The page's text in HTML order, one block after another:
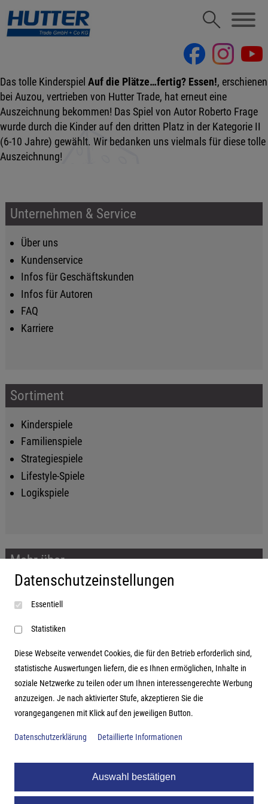
Das tolle Kinderspiel Auf die Plätze…fertig? Essen!, erschienen
bei Auzou, vertrieben von Hutter Trade, hat erneut eine
Auszeichnung bekommen! Das Spiel von Autor Roberto Frage
wurde durch die Kinder auf den dritten Platz in der Kategorie II
(6-10 Jahre) gewählt. Wir bedanken uns vielmals für diese tolle
Auszeichnung!
Unternehmen & Service
Über uns
Kundenservice
Infos für Geschäftskunden
Infos für Autoren
FAQ
Karriere
Sortiment
Kinderspiele
Familienspiele
Strategiespiele
Lifestyle-Spiele
Logikspiele
Mehr über...
Impressum
AGB
Datenschutzerklärung
Adresse
Hutter Trade GmbH + Co KG
Bgm.-Landmann-Platz 1-5
Datenschutzeinstellungen
Essentiell
Statistiken
Diese Webseite verwendet Cookies, die für den Betrieb erforderlich sind,
statistische Auswertungen liefern, die es Ihnen ermöglichen, Inhalte in
soziale Netzwerke zu teilen oder um Ihnen interessengerechte Werbung
anzuzeigen. Je nach aktivierter Stufe, akzeptieren Sie die
vorangegangenen mit Klick auf den jeweiligen Button.
Datenschutzerklärung Detaillierte Informationen
Auswahl bestätigen